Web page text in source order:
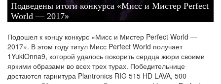
Подведены итоги конкурса «Мисс и Мистер Perfect
World — 2017»
Подошел к концу конкурс «Мисс и Мистер Perfect World —
2017». В этом году титул Мисс Perfect World получает
1YukiOnna9, которой удалось покорить сердца жюри своими
яркими образами во всех трех турах. Победительнице
достаются гарнитура Plantronics RIG 515 HD LAVA, 500